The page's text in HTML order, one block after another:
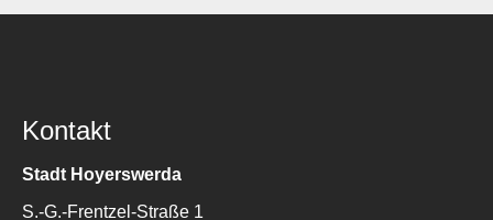
Kontakt
Stadt Hoyerswerda
S.-G.-Frentzel-Straße 1